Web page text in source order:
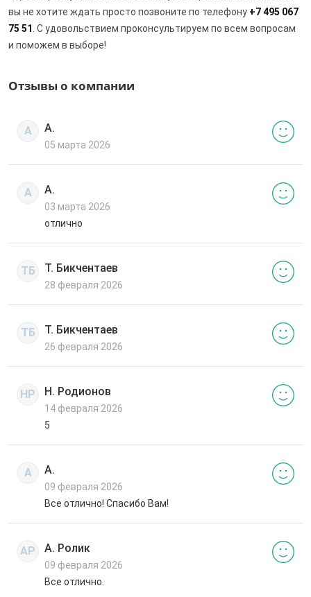
вы не хотите ждать просто позвоните по телефону +7 495 067
75 51 . С удовольствием проконсультируем по всем вопросам
и поможем в выборе!
Отзывы о компании
А А.
05 марта 2026
А А.
03 марта 2026
отлично
ТБ Т. Бикчентаев
28 февраля 2026
ТБ Т. Бикчентаев
26 февраля 2026
НР Н. Родионов
14 февраля 2026
5
А А.
09 февраля 2026
Все отлично! Спасибо Вам!
АР А. Ролик
09 февраля 2026
Все отлично.